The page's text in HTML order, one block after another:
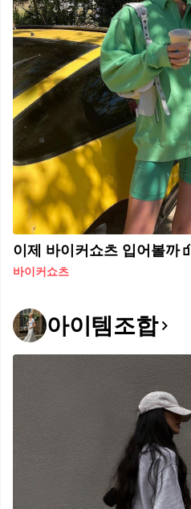
이제 바이커쇼츠 입어볼까🧃​
바이커쇼츠
아이템조합